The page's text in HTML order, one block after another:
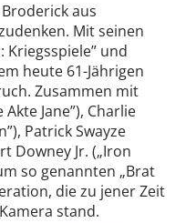
aus
Mit seinen
Kriegsspiele” und
heute 61-Jährigen
Zusammen mit
Jane”), Charlie
Patrick Swayze
Downey Jr. („Iron
so genannten „Brat
die zu jener Zeit
stand.